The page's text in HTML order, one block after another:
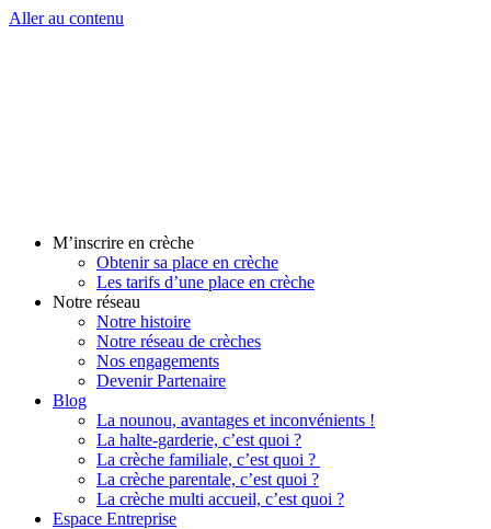
Aller au contenu
M’inscrire en crèche
Obtenir sa place en crèche
Les tarifs d’une place en crèche
Notre réseau
Notre histoire
Notre réseau de crèches
Nos engagements
Devenir Partenaire
Blog
La nounou, avantages et inconvénients !
La halte-garderie, c’est quoi ?
La crèche familiale, c’est quoi ?
La crèche parentale, c’est quoi ?
La crèche multi accueil, c’est quoi ?
Espace Entreprise